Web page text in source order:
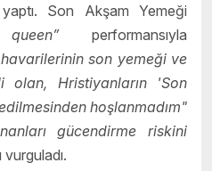
Son Akşam Yemeği
performansıyla
son yemeği ve
olan, Hristiyanların 'Son
hoşlanmadım"
gücendirme riskini
vurguladı.